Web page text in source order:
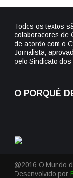
Todos os textos
colaboradores de
de acordo com o
Jornalista,
pelo Sindicato
O PORQUÊ
@2016 O Mundo
Desenvolvido por